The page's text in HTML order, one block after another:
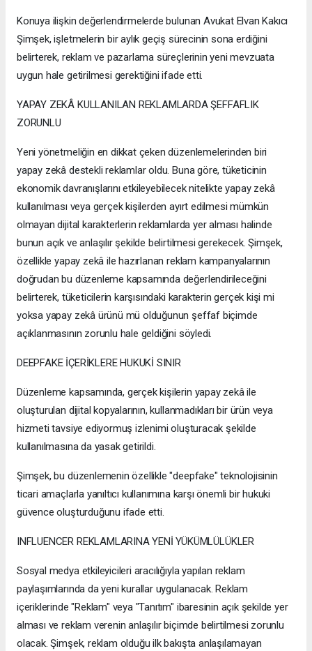
Konuya ilişkin değerlendirmelerde bulunan Avukat Elvan Kakıcı
Şimşek, işletmelerin bir aylık geçiş sürecinin sona erdiğini
belirterek, reklam ve pazarlama süreçlerinin yeni mevzuata
uygun hale getirilmesi gerektiğini ifade etti.
YAPAY ZEKÂ KULLANILAN REKLAMLARDA ŞEFFAFLIK
ZORUNLU
Yeni yönetmeliğin en dikkat çeken düzenlemelerinden biri
yapay zekâ destekli reklamlar oldu. Buna göre, tüketicinin
ekonomik davranışlarını etkileyebilecek nitelikte yapay zekâ
kullanılması veya gerçek kişilerden ayırt edilmesi mümkün
olmayan dijital karakterlerin reklamlarda yer alması halinde
bunun açık ve anlaşılır şekilde belirtilmesi gerekecek. Şimşek,
özellikle yapay zekâ ile hazırlanan reklam kampanyalarının
doğrudan bu düzenleme kapsamında değerlendirileceğini
belirterek, tüketicilerin karşısındaki karakterin gerçek kişi mi
yoksa yapay zekâ ürünü mü olduğunun şeffaf biçimde
açıklanmasının zorunlu hale geldiğini söyledi.
DEEPFAKE İÇERİKLERE HUKUKİ SINIR
Düzenleme kapsamında, gerçek kişilerin yapay zekâ ile
oluşturulan dijital kopyalarının, kullanmadıkları bir ürün veya
hizmeti tavsiye ediyormuş izlenimi oluşturacak şekilde
kullanılmasına da yasak getirildi.
Şimşek, bu düzenlemenin özellikle "deepfake" teknolojisinin
ticari amaçlarla yanıltıcı kullanımına karşı önemli bir hukuki
güvence oluşturduğunu ifade etti.
INFLUENCER REKLAMLARINA YENİ YÜKÜMLÜLÜKLER
Sosyal medya etkileyicileri aracılığıyla yapılan reklam
paylaşımlarında da yeni kurallar uygulanacak. Reklam
içeriklerinde "Reklam" veya "Tanıtım" ibaresinin açık şekilde yer
alması ve reklam verenin anlaşılır biçimde belirtilmesi zorunlu
olacak. Şimşek, reklam olduğu ilk bakışta anlaşılamayan